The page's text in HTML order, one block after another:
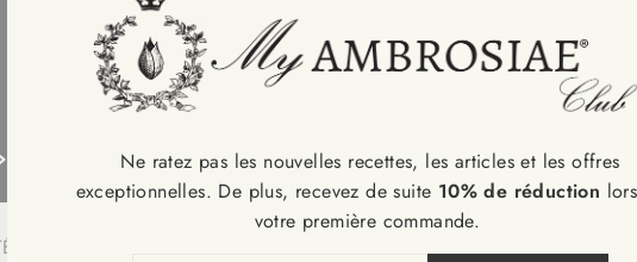
Ne ratez pas les nouvelles recettes, les articles et les offres
exceptionnelles. De plus, recevez de suite 10% de réduction
votre première commande.